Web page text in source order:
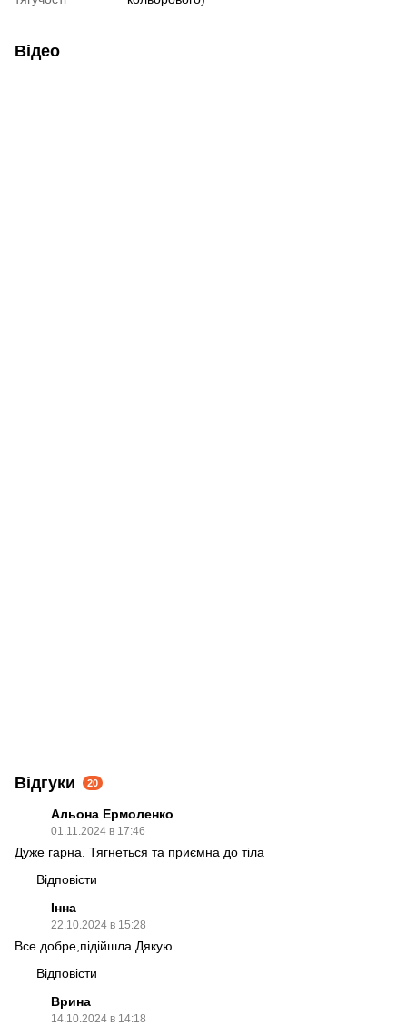
Відео
Відгуки 20
Альона Ермоленко
01.11.2024 в 17:46
Дуже гарна. Тягнеться та приємна до тіла
Відповісти
Інна
22.10.2024 в 15:28
Все добре,підійшла.Дякую.
Відповісти
Врина
14.10.2024 в 14:18